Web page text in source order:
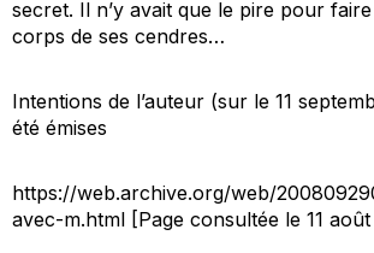
secret. Il n’y avait que le pire pour
corps de ses cendres…
Intentions de l’auteur (sur le 11
été émises
https://web.archive.org/web/
avec-m.html [Page consultée le 11 août